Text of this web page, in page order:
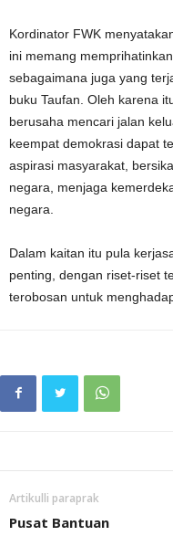
Kordinator FWK
ini memang
sebagaimana juga yang
buku Taufan. Oleh karena
berusaha mencari jalan
keempat demokrasi dapat
aspirasi masyarakat,
negara, menjaga
negara.
Dalam kaitan itu pula
penting, dengan riset-riset
terobosan untuk
Artikulli paraprak
Pusat Bantuan